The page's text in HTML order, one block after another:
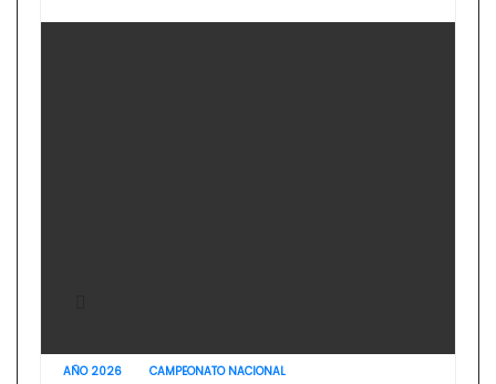
AÑO 2026 CAMPEONATO NACIONAL